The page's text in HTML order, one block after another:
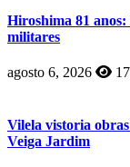
Hiroshima 81
militares
agosto 6, 2026
Vilela vistoria
Veiga Jardim